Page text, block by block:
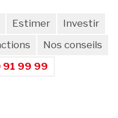
Estimer
Investir
Nos conseils
91 99 99